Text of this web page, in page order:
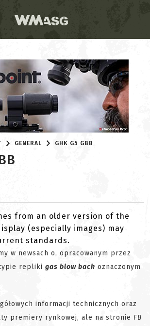
GENERAL GHK G5 GBB
from an older version of the
(especially images) may
standards.
w newsach o, opracowanym przez
repliki gas blow back oznaczonym
informacji technicznych oraz
premiery rynkowej, ale na stronie FB